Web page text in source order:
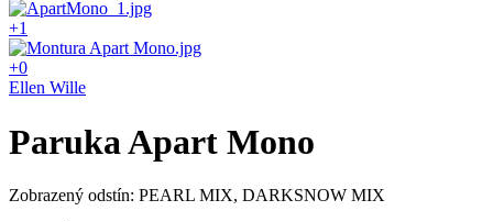
+1
+0
Ellen Wille
Paruka Apart Mono
Zobrazený odstín: PEARL MIX, DARKSNOW MIX